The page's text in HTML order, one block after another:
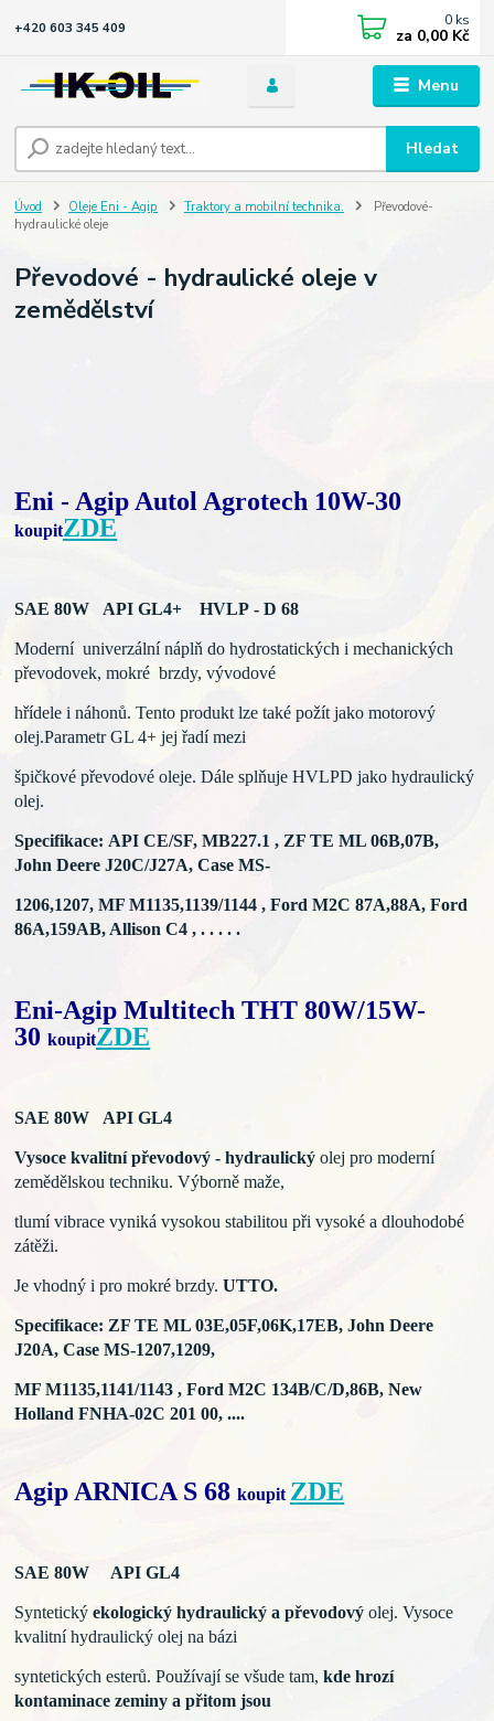
Menu
Hledat
+420 603 345 409 0 ks
za 0,00 Kč
Úvod Oleje Eni - Agip Traktory a mobilní technika.
Převodové-
hydraulické oleje
Převodové - hydraulické oleje v
zemědělství
Eni - Agip Autol Agrotech 10W-30
koupitZDE
SAE 80W API GL4+ HVLP - D 68
Moderní univerzální náplň do hydrostatických i mechanických
převodovek, mokré brzdy, vývodové
hřídele i náhonů. Tentoprodukt lze také požít jako motorový
olej.Parametr GL 4+ jejřadí mezi
špičkové převodové oleje. Dále splňuje HVLPD jakohydraulický
olej.
Specifikace: API CE/SF, MB227.1 , ZF TE ML 06B,07B,
John Deere J20C/J27A, Case MS-
1206,1207,MF M1135,1139/1144 , Ford M2C 87A,88A,Ford
86A,159AB, Allison C4 , . . . . .
Eni-Agip Multitech THT 80W/15W-
30koupitZDE
SAE 80W API GL4
Vysoce kvalitní převodový - hydraulickýolej pro moderní
zemědělskou techniku. Výborně maže,
tlumí vibrace vyniká vysokou stabilitou při vysoké a dlouhodobé
zátěži.
Je vhodný i pro mokré brzdy.UTTO.
Specifikace: ZF TE ML 03E,05F,06K,17EB,John Deere
J20A, Case MS-1207,1209,
MF M1135,1141/1143 , Ford M2C 134B/C/D,86B,New
Holland FNHA-02C 201 00, ....
Agip ARNICA S 68koupit ZDE
SAE 80W API GL4
Syntetickýekologický hydraulický a převodovýolej. Vysoce
kvalitní hydraulický olej na bázi
syntetických esterů. Používají se všude tam,kde hrozí
kontaminacezeminy a přitom jsou